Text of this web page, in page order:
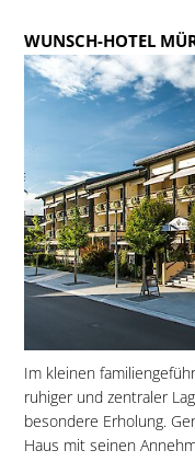
WUNSCH-HOTEL
Im kleinen
ruhiger und zentraler
besondere Erholung.
Haus mit seinen